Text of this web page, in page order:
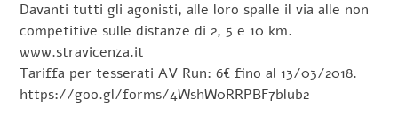
Davanti tutti gli agonisti, alle loro spalle il via alle non
competitive sulle distanze di 2, 5 e 10 km.
www.stravicenza.it
Tariffa per tesserati AV Run: 6€ fino al 13/03/2018.
https://goo.gl/forms/4WshW0RRPBF7blub2